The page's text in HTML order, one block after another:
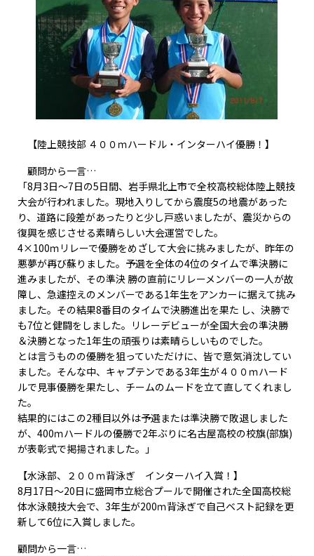
【陸上競技部 ４００ｍハードル・インターハイ優勝！】
顧問から一言…
「8月3日～7日の5日間、岩手県北上市で全校高校総体陸上競技
大会が行われました。現地入りしてから震度5の地震があった
り、道路に段差があったりと少し戸惑いましたが、震災からの
復興を感じさせる素晴らしい大会運営でした。
4×100ｍリレーで優勝をめざして大会に挑みましたが、昨年の
悪夢が再び蘇りました。予選を全体の4位のタイムで準決勝に
進みましたが、その準決 勝の直前にリレーメンバーの一人が故
障し、急遽控えのメンバーである1年生をアンカーに据えて挑み
ました。その結果8番目のタイムで決勝進出を果た し、決勝で
も7位と健闘をしました。リレーデビューが全国大会の準決勝
＆決勝となった1年生の頑張りは素晴らしいものでした。
とは言うものの優勝を狙っていただけに、皆で意気消沈してい
ました。そんな中、キャプテンである3年生が４００ｍハード
ルで見事優勝を果たし、チームのムードを立て直してくれまし
た。
結果的にはこの2種目以外は予選または準決勝で敗退しました
が、400ｍハードルの優勝で2年ぶりに名古屋高校の校旗(部旗)
が表彰式で掲揚されました。」
【水泳部、２００ｍ背泳ぎ インターハイ入賞！】
8月17日～20日に盛岡市立総合プールで開催された全国高校総
体水泳競技大会で、3年生が200ｍ背泳ぎで自己ベスト記録を更
新して6位に入賞しました。
顧問から一言…